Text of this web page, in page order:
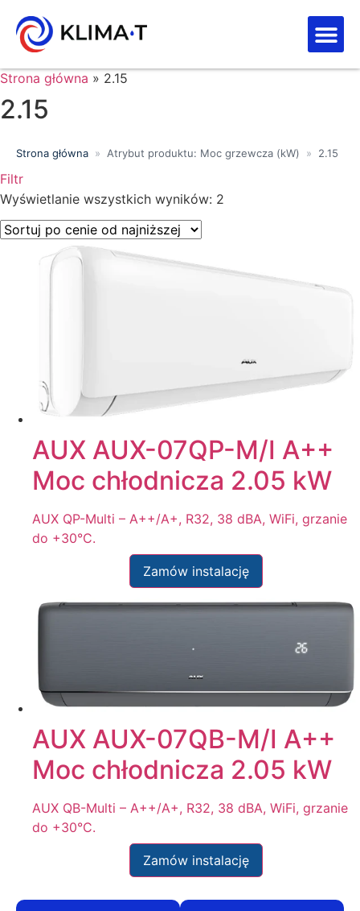
Strona główna » 2.15
2.15
Strona główna » Atrybut produktu: Moc grzewcza (kW) » 2.15
Filtr
Wyszukiwanie tekstowe
Kategorie produktów
Klasa energetyczna
Moc chłodnicza (kW)
Wyświetlanie wszystkich wyników: 2
AUX AUX-07QP-M/I A++
Moc chłodnicza 2.05 kW
AUX QP-Multi – A++/A+, R32, 38 dBA, WiFi, grzanie
do +30°C.
Zamów instalację
AUX AUX-07QB-M/I A++
Moc chłodnicza 2.05 kW
AUX QB-Multi – A++/A+, R32, 38 dBA, WiFi, grzanie
do +30°C.
Zamów instalację